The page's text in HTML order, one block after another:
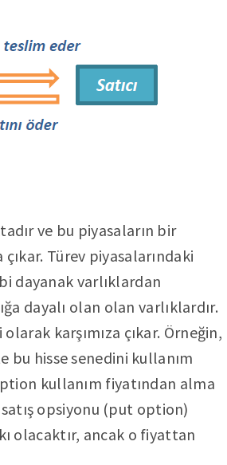
ve bu piyasaların bir
Türev piyasalarındaki
dayanak varlıklardan
dayalı olan olan varlıklardır.
karşımıza çıkar. Örneğin,
bu hisse senedini kullanım
kullanım fiyatından alma
opsiyonu (put option)
olacaktır, ancak o fiyattan